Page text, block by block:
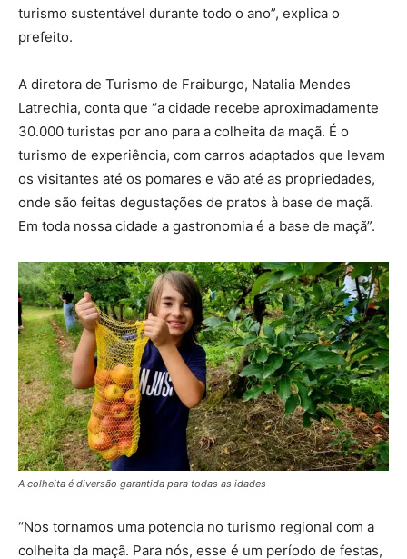
turismo sustentável durante todo o ano”, explica o
prefeito.
A diretora de Turismo de Fraiburgo, Natalia Mendes
Latrechia, conta que “a cidade recebe aproximadamente
30.000 turistas por ano para a colheita da maçã. É o
turismo de experiência, com carros adaptados que levam
os visitantes até os pomares e vão até as propriedades,
onde são feitas degustações de pratos à base de maçã.
Em toda nossa cidade a gastronomia é a base de maçã”.
A colheita é diversão garantida para todas as idades
“Nos tornamos uma potencia no turismo regional com a
colheita da maçã. Para nós, esse é um período de festas,